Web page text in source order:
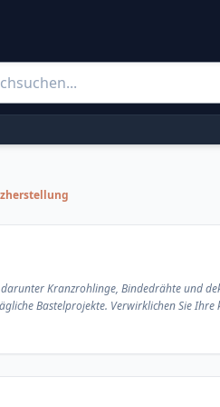
Kranzrohlinge, Bindedrähte und
Bastelprojekte. Verwirklichen Sie